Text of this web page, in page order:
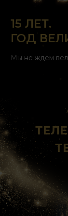
15 ЛЕТ.
ГОД
Мы не ждем